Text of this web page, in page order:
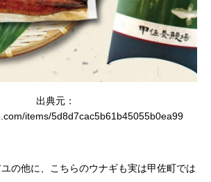
出典元：
items/5d8d7cac5b61b45055b0ea99
の他に、こちらのウナギも実は甲佐町では